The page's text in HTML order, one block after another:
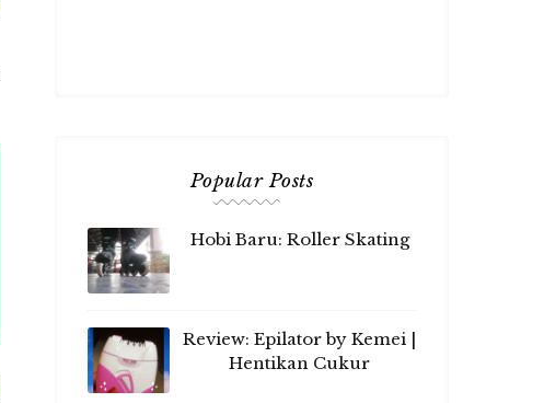
Popular Posts
Hobi Baru: Roller Skating
Review: Epilator by Kemei |
Hentikan Cukur